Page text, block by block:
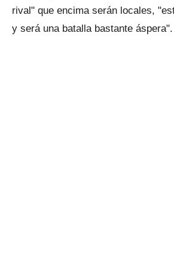
rival" que encima serán locales,
y será una batalla bastante áspera".